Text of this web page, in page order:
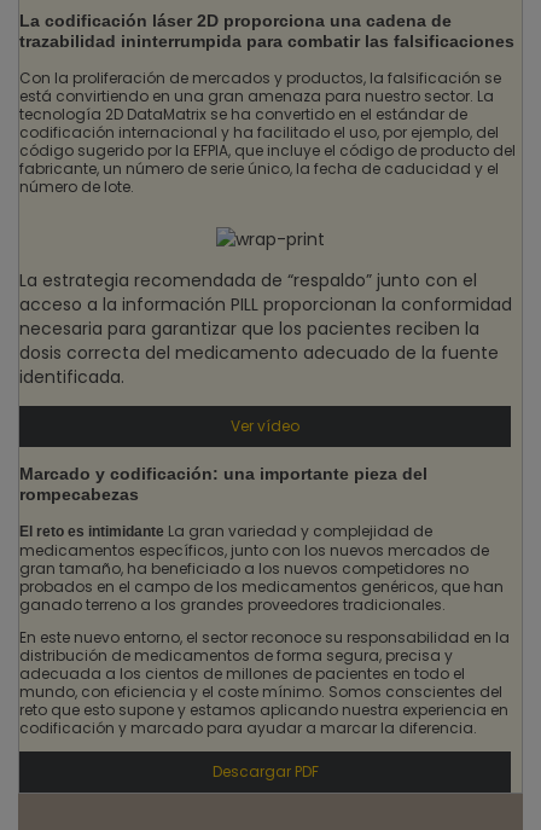
La codificación láser 2D proporciona una cadena de
trazabilidad ininterrumpida para combatir las falsificaciones
Con la proliferación de mercados y productos, la falsificación se
está convirtiendo en una gran amenaza para nuestro sector. La
tecnología 2D DataMatrix se ha convertido en el estándar de
codificación internacional y ha facilitado el uso, por ejemplo, del
código sugerido por la EFPIA, que incluye el código de producto del
fabricante, un número de serie único, la fecha de caducidad y el
número de lote.
La estrategia recomendada de “respaldo” junto con el
acceso a la información PILL proporcionan la conformidad
necesaria para garantizar que los pacientes reciben la
dosis correcta del medicamento adecuado de la fuente
identificada.
Ver vídeo
Marcado y codificación: una importante pieza del
rompecabezas
El reto es intimidante La gran variedad y complejidad de
medicamentos específicos, junto con los nuevos mercados de
gran tamaño, ha beneficiado a los nuevos competidores no
probados en el campo de los medicamentos genéricos, que han
ganado terreno a los grandes proveedores tradicionales.
En este nuevo entorno, el sector reconoce su responsabilidad en la
distribución de medicamentos de forma segura, precisa y
adecuada a los cientos de millones de pacientes en todo el
mundo, con eficiencia y el coste mínimo. Somos conscientes del
reto que esto supone y estamos aplicando nuestra experiencia en
codificación y marcado para ayudar a marcar la diferencia.
Descargar PDF